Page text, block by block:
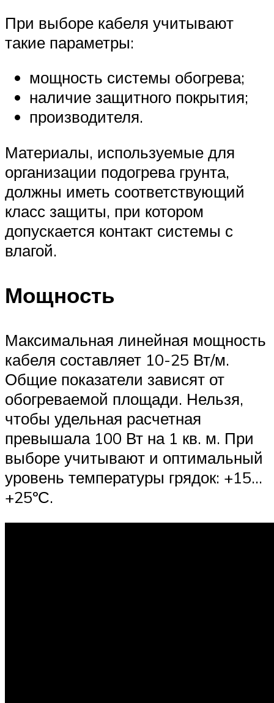
При выборе кабеля учитывают
такие параметры:
мощность системы обогрева;
наличие защитного покрытия;
производителя.
Материалы, используемые для
организации подогрева грунта,
должны иметь соответствующий
класс защиты, при котором
допускается контакт системы с
влагой.
Мощность
Максимальная линейная мощность
кабеля составляет 10-25 Вт/м.
Общие показатели зависят от
обогреваемой площади. Нельзя,
чтобы удельная расчетная
превышала 100 Вт на 1 кв. м. При
выборе учитывают и оптимальный
уровень температуры грядок: +15…
+25ºС.